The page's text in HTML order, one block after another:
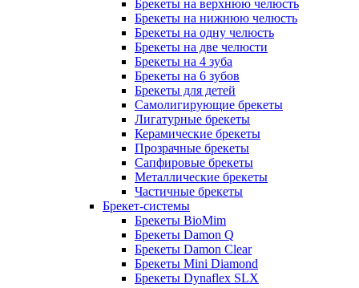
Брекеты на верхнюю челюсть
Брекеты на нижнюю челюсть
Брекеты на одну челюсть
Брекеты на две челюсти
Брекеты на 4 зуба
Брекеты на 6 зубов
Брекеты для детей
Самолигирующие брекеты
Лигатурные брекеты
Керамические брекеты
Прозрачные брекеты
Сапфировые брекеты
Металлические брекеты
Частичные брекеты
Брекет-системы
Брекеты BioMim
Брекеты Damon Q
Брекеты Damon Clear
Брекеты Mini Diamond
Брекеты Dynaflex SLX